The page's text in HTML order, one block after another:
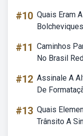
#10 Quais Eram
#11 Caminhos
No Brasil
#12 Assinale A
De
#13 Quais
Trânsito A